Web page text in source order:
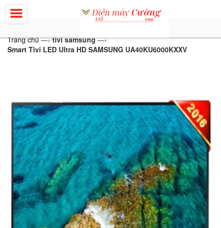
Trang chủ—› tivi samsung—›
Smart Tivi LED Ultra HD SAMSUNG UA40KU6000KXXV